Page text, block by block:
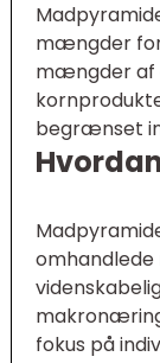
mængder
mængder af
begrænset
fokus på